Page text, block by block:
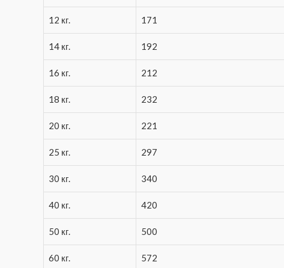
12 кг. 171
14 кг. 192
16 кг. 212
18 кг. 232
20 кг. 221
25 кг. 297
30 кг. 340
40 кг. 420
50 кг. 500
60 кг. 572